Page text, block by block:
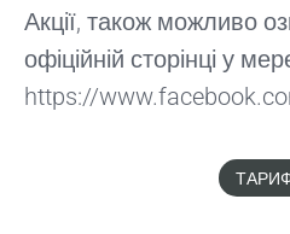
Акції, також можливо
офіційній сторінці у
https://